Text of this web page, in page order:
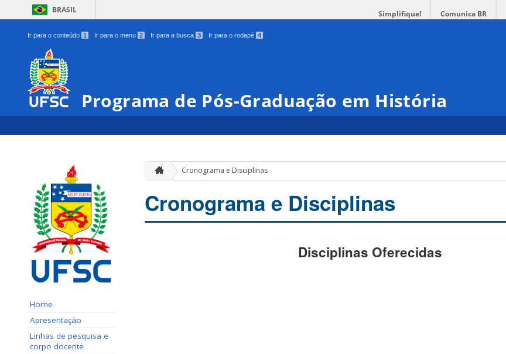
BRASIL Simplifique! Comunica BR
Ir para o conteúdo 1 Ir para o menu 2 Ir para a busca 3 Ir para o rodapé 4
Programa de Pós-Graduação em História
Home
Apresentação
Linhas de pesquisa e
corpo docente
Cronograma e Disciplinas
Cronograma e Disciplinas
Disciplinas Oferecidas